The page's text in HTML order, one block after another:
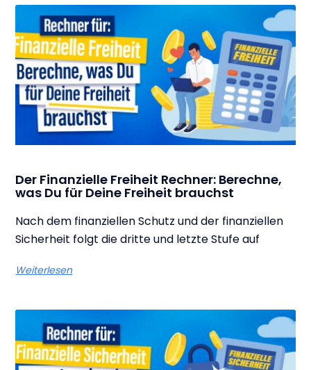
Der Finanzielle Freiheit Rechner: Berechne,
was Du für Deine Freiheit brauchst
Nach dem finanziellen Schutz und der finanziellen
Sicherheit folgt die dritte und letzte Stufe auf
Weiterlesen